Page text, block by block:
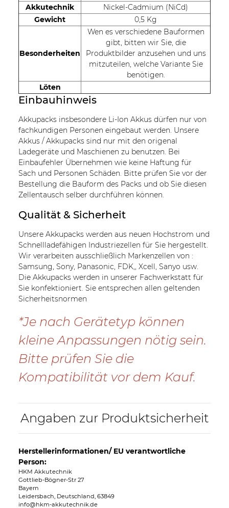
Akkutechnik
Nickel-Cadmium (NiCd)
Gewicht
0,5 Kg
Besonderheiten
Wen es verschiedene Bauformen
gibt, bitten wir Sie, die
Produktbilder anzusehen und uns
mitzuteilen, welche Variante Sie
benötigen.
Löten
Einbauhinweis
Akkupacks insbesondere Li-Ion Akkus dürfen nur von
fachkundigen Personen eingebaut werden. Unsere
Akkus / Akkupacks sind nur mit den origenal
Ladegeräte und Maschienen zu benutzen. Bei
Einbaufehler Übernehmen wie keine Haftung für
Sach und Personen Schäden. Bitte prüfen Sie vor der
Bestellung die Bauform des Packs und ob Sie diesen
Zellentausch selber durchführen können.
Qualität & Sicherheit
Unsere Akkupacks werden aus neuen Hochstrom und
Schnellladefähigen Industriezellen für Sie hergestellt.
Wir verarbeiten ausschließlich Markenzellen von :
Samsung, Sony, Panasonic, FDK,, Xcell, Sanyo usw.
Die Akkupacks werden in unserer Fachwerkstatt für
Sie konfektioniert. Sie entsprechen allen geltenden
Sicherheitsnormen
*Je nach Gerätetyp können
kleine Anpassungen nötig sein.
Bitte prüfen Sie die
Kompatibilität vor dem Kauf.
Angaben zur Produktsicherheit
Herstellerinformationen/ EU verantwortliche
Person:
HKM Akkutechnik
Gottlieb-Bögner-Str 27
Bayern
Leidersbach, Deutschland, 63849
info@hkm-akkutechnik.de